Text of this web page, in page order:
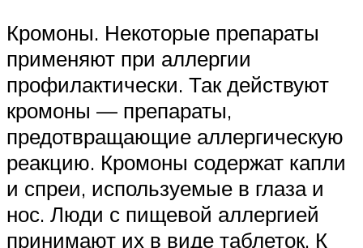
Кромоны. Некоторые препараты
применяют при аллергии
профилактически. Так действуют
кромоны — препараты,
предотвращающие аллергическую
реакцию. Кромоны содержат капли
и спреи, используемые в глаза и
нос. Люди с пищевой аллергией
принимают их в виде таблеток. К